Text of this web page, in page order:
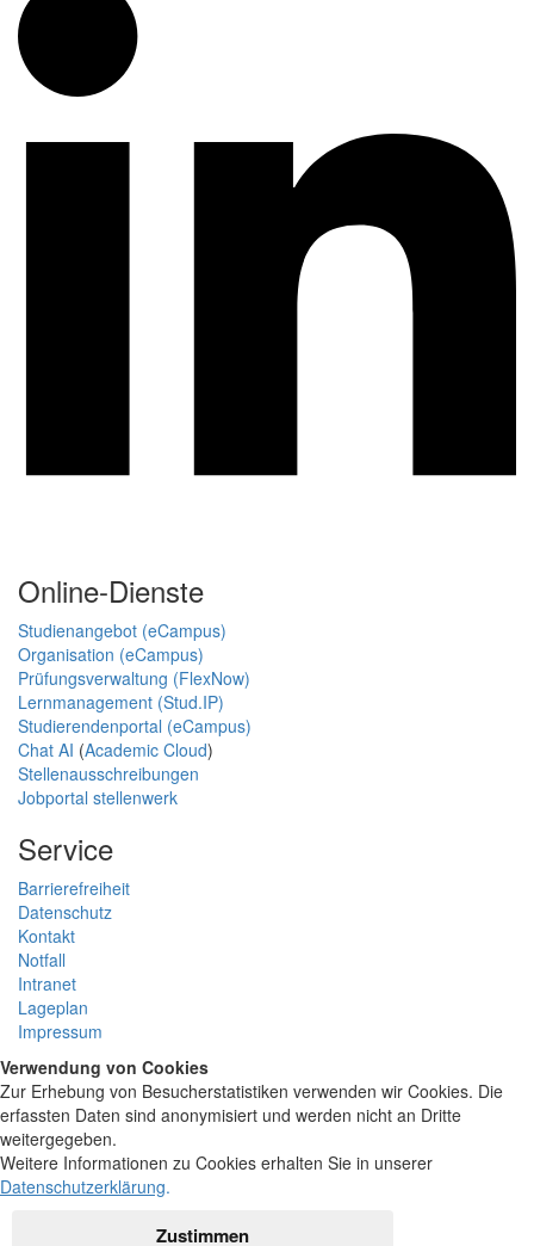
Online-Dienste
Studienangebot (eCampus)
Organisation (eCampus)
Prüfungsverwaltung (FlexNow)
Lernmanagement (Stud.IP)
Studierendenportal (eCampus)
Chat AI (Academic Cloud)
Stellenausschreibungen
Jobportal stellenwerk
Service
Barrierefreiheit
Datenschutz
Kontakt
Notfall
Intranet
Lageplan
Impressum
Verwendung von Cookies
Zur Erhebung von Besucherstatistiken verwenden wir Cookies. Die
erfassten Daten sind anonymisiert und werden nicht an Dritte
weitergegeben.
Weitere Informationen zu Cookies erhalten Sie in unserer
Datenschutzerklärung.
Zustimmen